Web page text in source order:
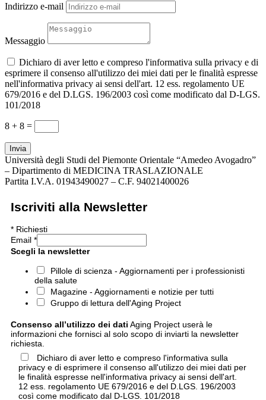
Indirizzo e-mail
Messaggio
Dichiaro di aver letto e compreso l'informativa sulla privacy e di
esprimere il consenso all'utilizzo dei miei dati per le finalità espresse
nell'informativa privacy ai sensi dell'art. 12 ess. regolamento UE
679/2016 e del D.LGS. 196/2003 così come modificato dal D-LGS.
101/2018
8 + 8 =
Invia
Università degli Studi del Piemonte Orientale “Amedeo Avogadro”
– Dipartimento di MEDICINA TRASLAZIONALE
Partita I.V.A. 01943490027 – C.F. 94021400026
Iscriviti alla Newsletter
* Richiesti
Email *
Scegli la newsletter
Pillole di scienza - Aggiornamenti per i professionisti
della salute
Magazine - Aggiornamenti e notizie per tutti
Gruppo di lettura dell'Aging Project
Consenso all’utilizzo dei dati Aging Project userà le
informazioni che fornisci al solo scopo di inviarti la newsletter
richiesta.
Dichiaro di aver letto e compreso l'informativa sulla
privacy e di esprimere il consenso all'utilizzo dei miei dati per
le finalità espresse nell'informativa privacy ai sensi dell'art.
12 ess. regolamento UE 679/2016 e del D.LGS. 196/2003
così come modificato dal D-LGS. 101/2018